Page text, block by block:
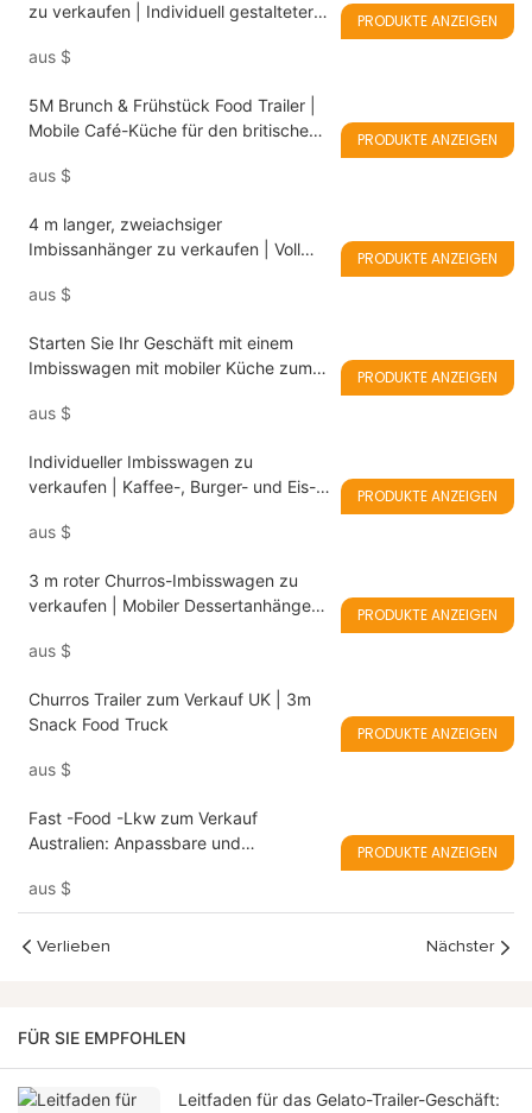
zu verkaufen | Individuell gestalteter
aus $
PRODUKTE ANZEIGEN
5M Brunch & Frühstück Food Trailer |
Mobile Café-Küche für den britischen
aus $
PRODUKTE ANZEIGEN
4 m langer, zweiachsiger
Imbissanhänger zu verkaufen | Voll
Chips, asiatisches Street Food und
aus $
PRODUKTE ANZEIGEN
Starten Sie Ihr Geschäft mit einem
Imbisswagen mit mobiler Küche zum
aus $
PRODUKTE ANZEIGEN
Individueller Imbisswagen zu
verkaufen | Kaffee-, Burger- und Eis-
aus $
PRODUKTE ANZEIGEN
3 m roter Churros-Imbisswagen zu
verkaufen | Mobiler Dessertanhänger
überall
aus $
PRODUKTE ANZEIGEN
Churros Trailer zum Verkauf UK | 3m
Snack Food Truck
aus $
PRODUKTE ANZEIGEN
Fast -Food -Lkw zum Verkauf
Australien: Anpassbare und
aus $
PRODUKTE ANZEIGEN
Verlieben Nächster
FÜR SIE EMPFOHLEN
Leitfaden für das Gelato-Trailer-Geschäft: